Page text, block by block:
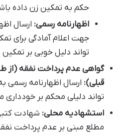
حکم به تمکین زن داده
اظهارنامه رسمی: ارسال
جهت اعلام آمادگی برای
تواند دلیل خوبی بر
گواهی عدم پرداخت نفقه (از
قبلی): ارسال اظهارنامه رسمی
تواند دلیلی محکم بر خودداری
استشهادیه محلی: شهادت
مطلع مبنی بر عدم پرداخت